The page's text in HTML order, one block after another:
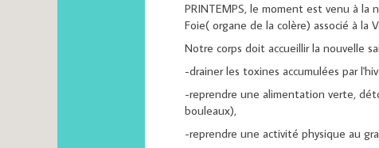
PRINTEMPS, le moment est venu à la
Foie( organe de la colère) associé à la
Notre corps doit accueillir la nouvelle
-drainer les toxines accumulées par
-reprendre une alimentation verte,
bouleaux),
-reprendre une activité physique au